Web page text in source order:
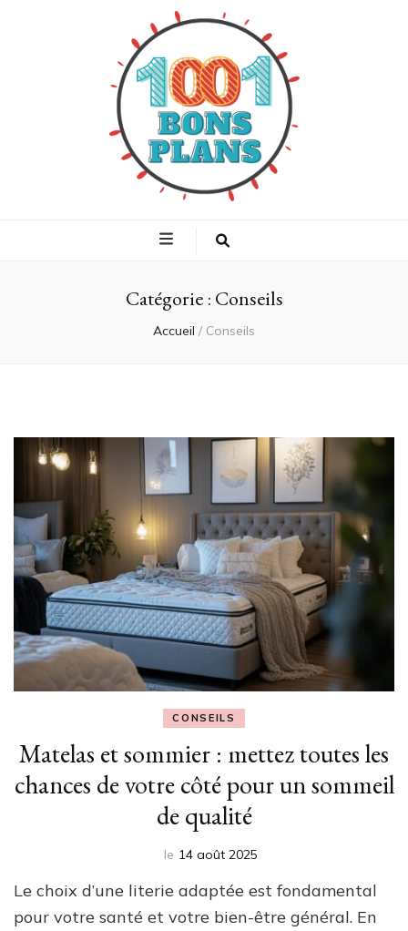
1001 bons plans
Trouvez les meilleurs plans shopping
Catégorie : Conseils
Accueil / Conseils
CONSEILS
Matelas et sommier : mettez toutes les
chances de votre côté pour un sommeil
de qualité
le 14 août 2025
Le choix d’une literie adaptée est fondamental
pour votre santé et votre bien-être général. En